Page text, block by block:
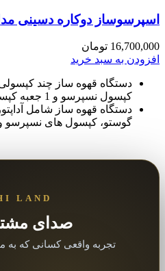
اسپرسوساز دوکاره دسینی مدل
16,700,000 تومان
افزودن به سبد خرید
کپسول نسپرسو و 1 جعبه کپسول Dolce Gusto.
دستگاه قهوه ساز شامل
گوستو، کپسول های نسپرسو
LAND
صدای
تجربه واقعی کسانی که به